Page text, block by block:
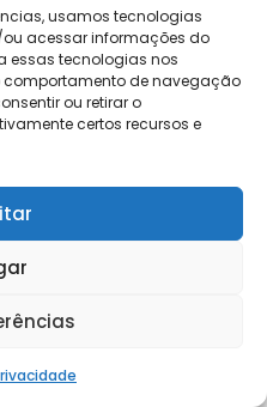
usamos tecnologias
acessar informações do
essas tecnologias nos
de navegação
ou retirar o
certos recursos e